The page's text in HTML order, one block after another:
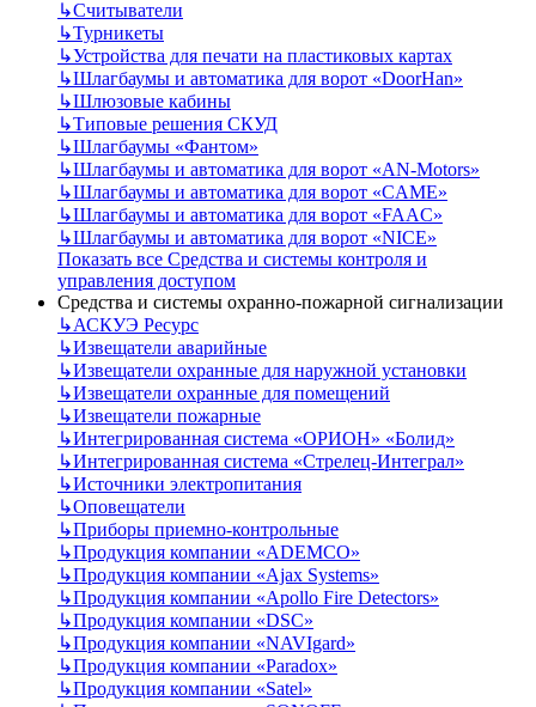
↳Считыватели
↳Турникеты
↳Устройства для печати на пластиковых картах
↳Шлагбаумы и автоматика для ворот «DoorHan»
↳Шлюзовые кабины
↳Типовые решения СКУД
↳Шлагбаумы «Фантом»
↳Шлагбаумы и автоматика для ворот «AN-Motors»
↳Шлагбаумы и автоматика для ворот «CAME»
↳Шлагбаумы и автоматика для ворот «FAAC»
↳Шлагбаумы и автоматика для ворот «NICE»
Показать все Средства и системы контроля и
управления доступом
Средства и системы охранно-пожарной сигнализации
↳АСКУЭ Ресурс
↳Извещатели аварийные
↳Извещатели охранные для наружной установки
↳Извещатели охранные для помещений
↳Извещатели пожарные
↳Интегрированная система «ОРИОН» «Болид»
↳Интегрированная система «Стрелец-Интеграл»
↳Источники электропитания
↳Оповещатели
↳Приборы приемно-контрольные
↳Продукция компании «ADEMCO»
↳Продукция компании «Ajax Systems»
↳Продукция компании «Apollo Fire Detectors»
↳Продукция компании «DSC»
↳Продукция компании «NAVIgard»
↳Продукция компании «Paradox»
↳Продукция компании «Satel»